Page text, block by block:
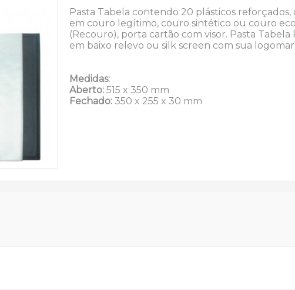
Pasta Tabela contendo 20 plásticos reforçados,
em couro legítimo, couro sintético ou couro
(Recouro), porta cartão com visor. Pasta Tabela
em baixo relevo ou silk screen com sua
Medidas:
Aberto: 515 x 350 mm
Fechado: 350 x 255 x 30 mm